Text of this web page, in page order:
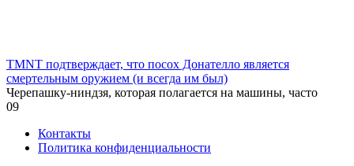
TMNT подтверждает, что посох Донателло является
смертельным оружием (и всегда им был)
Черепашку-ниндзя, которая полагается на машины, часто
09
Контакты
Политика конфиденциальности